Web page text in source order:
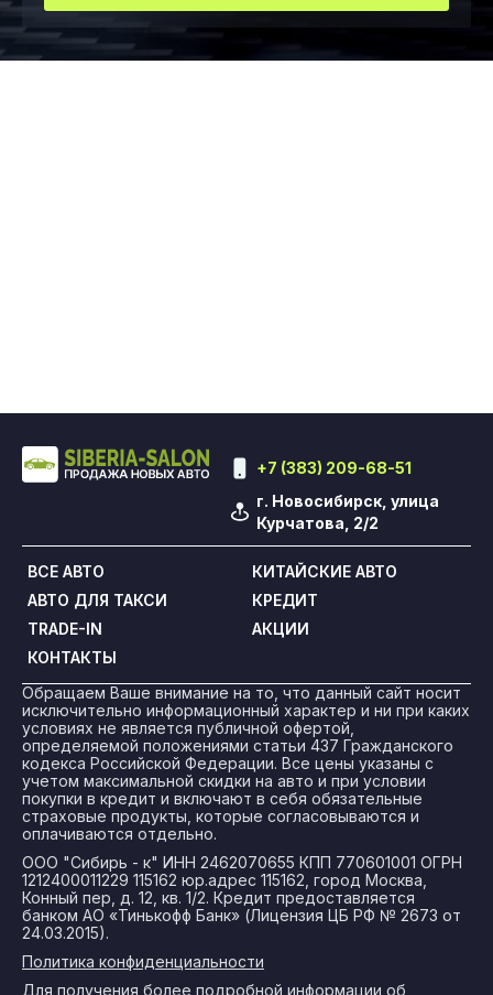
+7 (383) 209-68-51
г. Новосибирск, улица
Курчатова, 2/2
ВСЕ АВТО
КИТАЙСКИЕ АВТО
АВТО ДЛЯ ТАКСИ
КРЕДИТ
TRADE-IN
АКЦИИ
КОНТАКТЫ
Обращаем Ваше внимание на то, что данный сайт носит
исключительно информационный характер и ни при каких
условиях не является публичной офертой,
определяемой положениями статьи 437 Гражданского
кодекса Российской Федерации. Все цены указаны с
учетом максимальной скидки на авто и при условии
покупки в кредит и включают в себя обязательные
страховые продукты, которые согласовываются и
оплачиваются отдельно.
ООО "Сибирь - к" ИНН 2462070655 КПП 770601001 ОГРН
1212400011229 115162 юр.адрес 115162, город Москва,
Конный пер, д. 12, кв. 1/2. Кредит предоставляется
банком АО «Тинькофф Банк» (Лицензия ЦБ РФ № 2673 от
24.03.2015).
Политика конфиденциальности
Для получения более подробной информации об